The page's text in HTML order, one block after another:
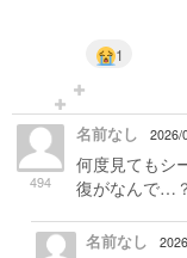
1
494
名前なし 2026/
何度見てもシ
復がなんで…
名前なし